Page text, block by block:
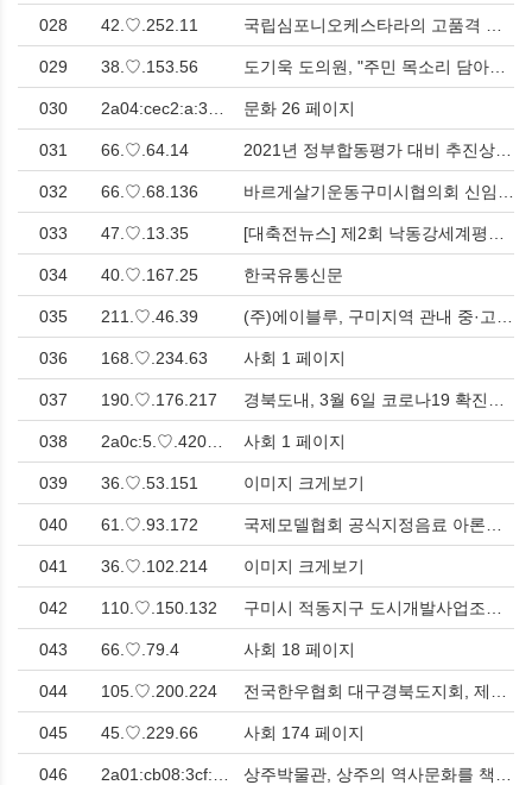
028 42.♡.252.11
029 38.♡.153.56
030 문화 26 페이지
031 66.♡.64.14
032 66.♡.68.136
033 47.♡.13.35
034 40.♡.167.25 한국유통신문
035 211.♡.46.39
036 168.♡.234.63 사회 1 페이지
037 190.♡.176.217
038 사회 1 페이지
039 36.♡.53.151 이미지 크게보기
040 61.♡.93.172
041 36.♡.102.214 이미지 크게보기
042 110.♡.150.132
043 66.♡.79.4 사회 18 페이지
044 105.♡.200.224
045 45.♡.229.66 사회 174 페이지
046